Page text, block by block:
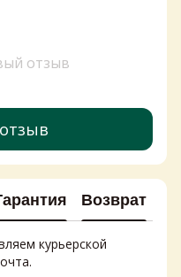
отзыв
Возврат
курьерской